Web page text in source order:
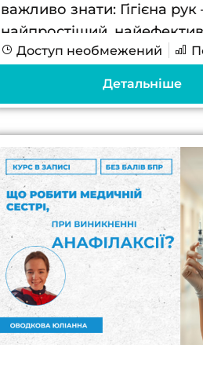
важливо знати: Гігієна
найпростіший,
метод профілактики
Нехтування цією
Доступ необмежений
Детальніше